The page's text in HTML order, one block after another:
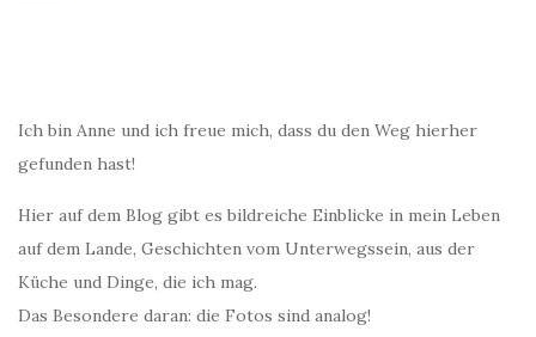
Ich bin Anne und ich freue mich, dass du den Weg hierher
gefunden hast!
Hier auf dem Blog gibt es bildreiche Einblicke in mein Leben
auf dem Lande, Geschichten vom Unterwegssein, aus der
Küche und Dinge, die ich mag.
Das Besondere daran: die Fotos sind analog!